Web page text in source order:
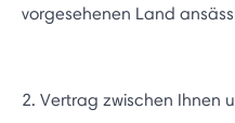
vorgesehenen Land
2. Vertrag zwischen Ihnen